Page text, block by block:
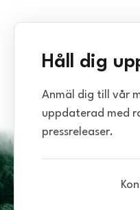
Håll dig
Anmäl dig till vår
uppdaterad med
pressreleaser.